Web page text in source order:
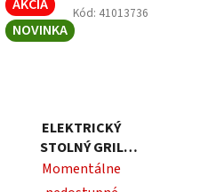
AKCIA
NOVINKA
ELEKTRICKÝ
STOLNÝ GRIL
SENCOR SBG
206BK
Momentálne
Kód: 41013736